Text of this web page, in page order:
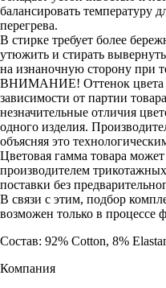
балансировать температуру
В стирке требует более
утюжить и стирать
на изнаночную сторону при
ВНИМАНИЕ! Оттенок цвета
зависимости от партии
незначительные отличия
одного изделия.
объясняя это
Цветовая гамма товара
производителем
поставки без
В связи с этим, подбор
возможен только в процессе
Состав: 92% Cotton, 8%
Компания